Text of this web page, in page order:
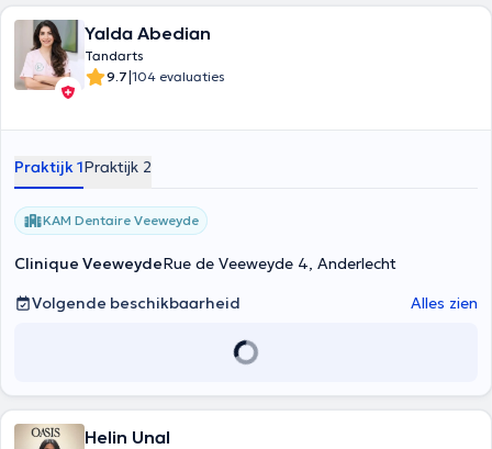
Yalda Abedian
Tandarts
9.7|104 evaluaties
Praktijk 1Praktijk 2
KAM Dentaire Veeweyde
Clinique VeeweydeRue de Veeweyde 4, Anderlecht
Volgende beschikbaarheid
Alles zien
Helin Unal